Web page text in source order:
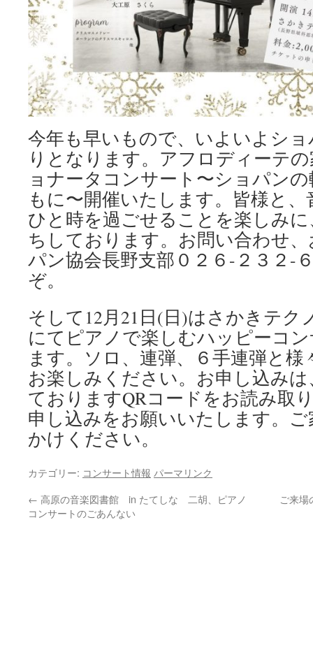
今年も早いもので、いよいよシ
りとなります。アフロディーテ
ョナータコンサート〜ショパン
もに〜開催いたします。皆様と
ひと時を過ごせることを楽しみ
ちしております。お問い合わせ
パン協会長野支部０２６-２３２-
ぞ。
そして12月21日(日)はさかきテク
にてピアノで楽しむハッピーコ
ます。ソロ、連弾、６手連弾と
お楽しみください。お申し込み
ておりますQRコードをお読み取
申し込みをお願いいたします。
かけください。
カテゴリー: コンサート情報 パーマリンク
← 高原の音楽図書館 in たてしな 二胡、ピアノ
コンサートのごあんない
ご来